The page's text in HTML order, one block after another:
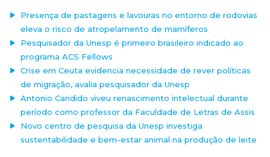
Presença de pastagens e lavouras no entorno de rodovias
eleva o risco de atropelamento de mamíferos
Pesquisador da Unesp é primeiro brasileiro indicado ao
programa ACS Fellows
Crise em Ceuta evidencia necessidade de rever políticas
de migração, avalia pesquisador da Unesp
Antonio Candido viveu renascimento intelectual durante
período como professor da Faculdade de Letras de Assis
Novo centro de pesquisa da Unesp investiga
sustentabilidade e bem-estar animal na produção de leite